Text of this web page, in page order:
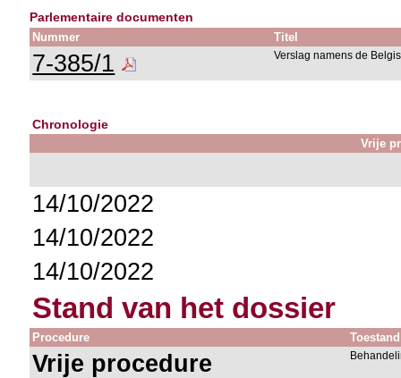
Parlementaire documenten
Nummer Titel
7-385/1 Verslag namens de
Chronologie
Vrije
14/10/2022
14/10/2022
14/10/2022
Stand van het dossier
Procedure Toestand
Vrije procedure